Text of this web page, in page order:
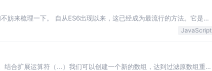
来梳理一下。 自从ES6出现以来，这已经成为最流行的方法。它是一
常有用的。 考虑到函数式编程变得越来越…
JavaScript
合扩展运算符（...）我们可以创建一个新的数组，达到过滤原数组重复